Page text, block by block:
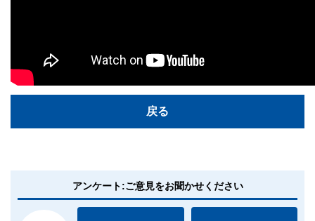
戻る
アンケート:ご意見をお聞かせください